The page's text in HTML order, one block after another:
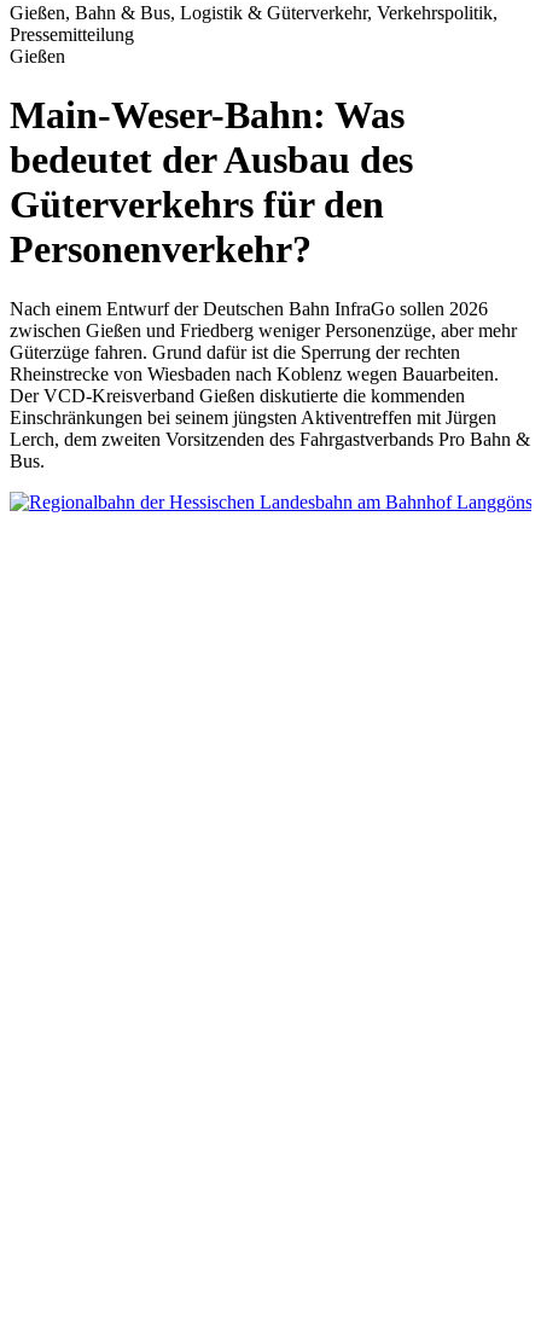
Gießen, Bahn & Bus, Logistik & Güterverkehr, Verkehrspolitik,
Pressemitteilung
Gießen
Main-Weser-Bahn: Was
bedeutet der Ausbau des
Güterverkehrs für den
Personenverkehr?
Nach einem Entwurf der Deutschen Bahn InfraGo sollen 2026
zwischen Gießen und Friedberg weniger Personenzüge, aber mehr
Güterzüge fahren. Grund dafür ist die Sperrung der rechten
Rheinstrecke von Wiesbaden nach Koblenz wegen Bauarbeiten.
Der VCD-Kreisverband Gießen diskutierte die kommenden
Einschränkungen bei seinem jüngsten Aktiventreffen mit Jürgen
Lerch, dem zweiten Vorsitzenden des Fahrgastverbands Pro Bahn &
Bus.